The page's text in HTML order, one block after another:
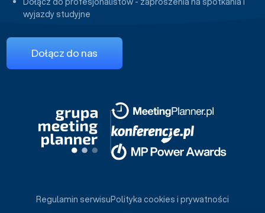
wyjazdy studyjne
Dołącz do nas
Regulamin serwisuPolityka cookies i prywatności